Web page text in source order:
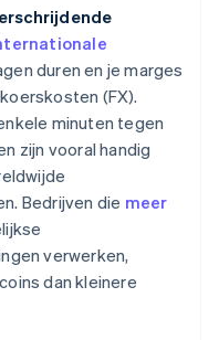
duren en je marges
(FX).
minuten tegen
zijn vooral handig
Bedrijven die meer
verwerken,
dan kleinere